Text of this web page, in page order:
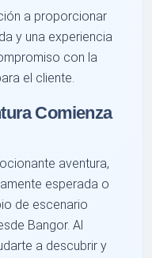
a proporcionar
y una experiencia
con la
el cliente.
Comienza
aventura,
esperada o
de escenario
Bangor. Al
a descubrir y